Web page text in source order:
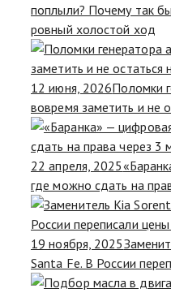
поплыли? Почему так
ровный холостой ход
12 июня, 2026Поломки
вовремя заметить и не
22 апреля, 2025
где можно сдать на
19 ноября, 2025
Santa Fe. В России